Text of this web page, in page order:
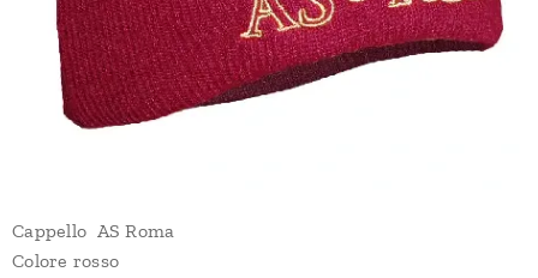
Cappello AS Roma
Colore rosso